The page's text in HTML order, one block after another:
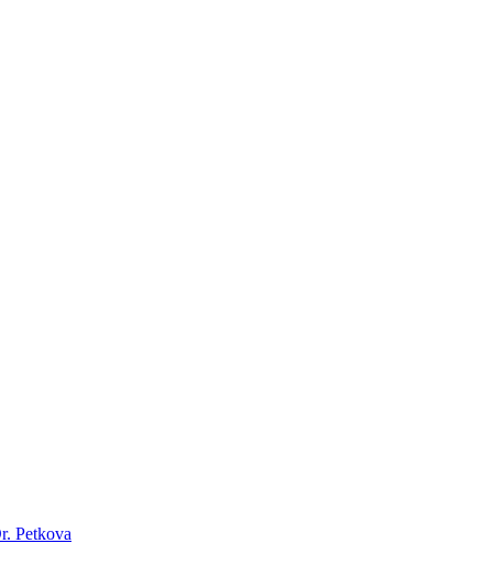
Petkova